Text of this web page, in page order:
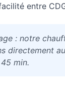
entre
: notre
directement
min.